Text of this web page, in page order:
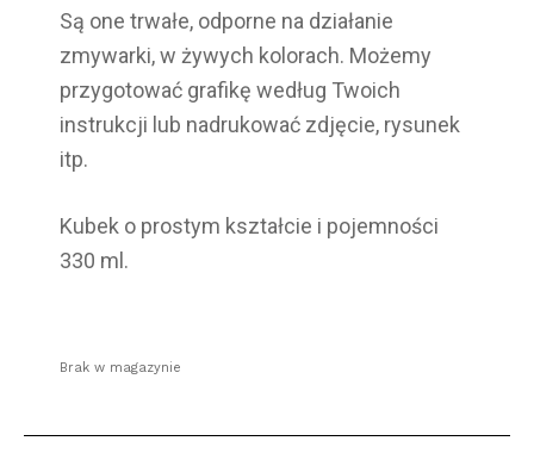
Są one trwałe, odporne na działanie
zmywarki, w żywych kolorach. Możemy
przygotować grafikę według Twoich
instrukcji lub nadrukować zdjęcie, rysunek
itp.
Kubek o prostym kształcie i pojemności
330 ml.
Brak w magazynie